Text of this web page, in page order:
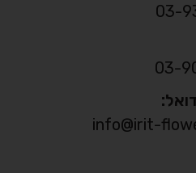
03-
03-
info@irit-